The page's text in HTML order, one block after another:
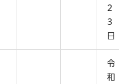
2
3
日
令
和